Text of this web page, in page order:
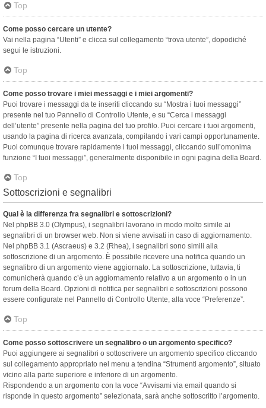
Top
Come posso cercare un utente?
Vai nella pagina “Utenti” e clicca sul collegamento “trova utente”, dopodiché
segui le istruzioni.
Top
Come posso trovare i miei messaggi e i miei argomenti?
Puoi trovare i messaggi da te inseriti cliccando su “Mostra i tuoi messaggi”
presente nel tuo Pannello di Controllo Utente, e su “Cerca i messaggi
dell’utente” presente nella pagina del tuo profilo. Puoi cercare i tuoi argomenti,
usando la pagina di ricerca avanzata, compilando i vari campi opportunamente.
Puoi comunque trovare rapidamente i tuoi messaggi, cliccando sull’omonima
funzione “I tuoi messaggi”, generalmente disponibile in ogni pagina della Board.
Top
Sottoscrizioni e segnalibri
Qual è la differenza fra segnalibri e sottoscrizioni?
Nel phpBB 3.0 (Olympus), i segnalibri lavorano in modo molto simile ai
segnalibri di un browser web. Non si viene avvisati in caso di aggiornamento.
Nel phpBB 3.1 (Ascraeus) e 3.2 (Rhea), i segnalibri sono simili alla
sottoscrizione di un argomento. È possibile ricevere una notifica quando un
segnalibro di un argomento viene aggiornato. La sottoscrizione, tuttavia, ti
comunicherà quando c’è un aggiornamento relativo a un argomento o in un
forum della Board. Opzioni di notifica per segnalibri e sottoscrizioni possono
essere configurate nel Pannello di Controllo Utente, alla voce “Preferenze”.
Top
Come posso sottoscrivere un segnalibro o un argomento specifico?
Puoi aggiungere ai segnalibri o sottoscrivere un argomento specifico cliccando
sul collegamento appropriato nel menu a tendina “Strumenti argomento”, situato
vicino alla parte superiore e inferiore di un argomento.
Rispondendo a un argomento con la voce “Avvisami via email quando si
risponde in questo argomento” selezionata, sarà anche sottoscritto l’argomento.